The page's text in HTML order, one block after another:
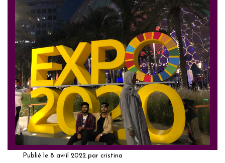
Publié le 8 avril 2022 par cristina